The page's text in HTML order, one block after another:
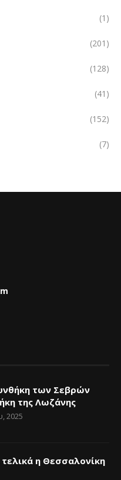
(1)
(201)
(128)
(41)
(152)
(7)
των Σεβρών
της Λωζάνης
2025
τελικά η Θεσσαλονίκη